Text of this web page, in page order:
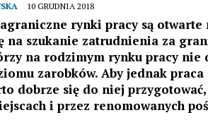
10 GRUDNIA 2018
rynki pracy są
na szukanie zatrudnienia za
na rodzimym rynku pracy nie
zarobków. Aby jednak praca
dobrze się do niej przygotować,
i przez renomowanych